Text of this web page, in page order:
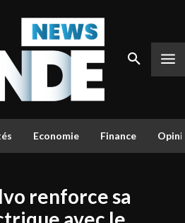
Economie Finance
renforce sa